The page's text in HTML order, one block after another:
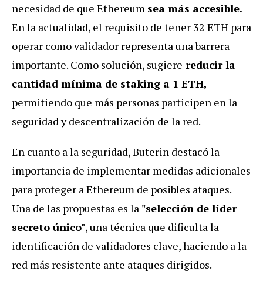
necesidad de que Ethereum sea más accesible.
En la actualidad, el requisito de tener 32 ETH para
operar como validador representa una barrera
importante. Como solución, sugiere reducir la
cantidad mínima de staking a 1 ETH,
permitiendo que más personas participen en la
seguridad y descentralización de la red.
En cuanto a la seguridad, Buterin destacó la
importancia de implementar medidas adicionales
para proteger a Ethereum de posibles ataques.
Una de las propuestas es la "selección de líder
secreto único", una técnica que dificulta la
identificación de validadores clave, haciendo a la
red más resistente ante ataques dirigidos.